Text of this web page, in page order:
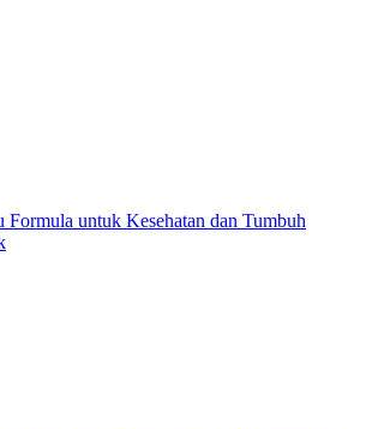
Formula untuk Kesehatan dan Tumbuh